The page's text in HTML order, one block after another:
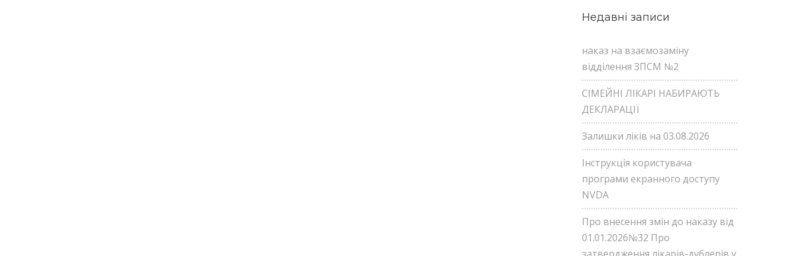
Недавні записи
наказ на взаємозаміну
відділення ЗПСМ №2
СІМЕЙНІ ЛІКАРІ НАБИРАЮТЬ
ДЕКЛАРАЦІЇ
Залишки ліків на 03.08.2026
Інструкція користувача
програми екранного доступу
NVDA
Про внесення змін до наказу від
01.01.2026№32 Про